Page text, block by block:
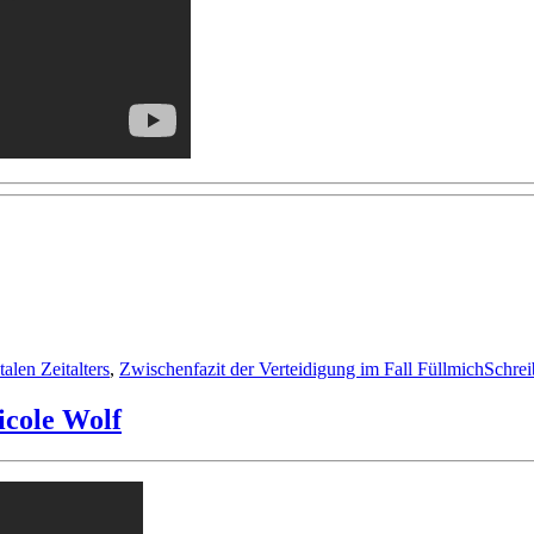
Zeitalters, Zwischenfazit der Verteidigung im Fall Füllmich
Wolf